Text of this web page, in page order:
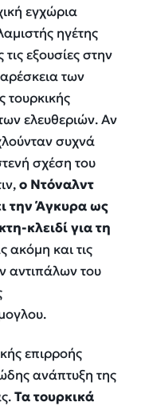
εγχώρια
ηγέτης
εξουσίες στην
των
τουρκικής
ελευθεριών. Αν
συχνά
σχέση του
ο Ντόναλντ
την Άγκυρα ως
κλειδί για τη
ακόμη και τις
αντιπάλων του
επιρροής
ανάπτυξη της
Τα τουρκικά